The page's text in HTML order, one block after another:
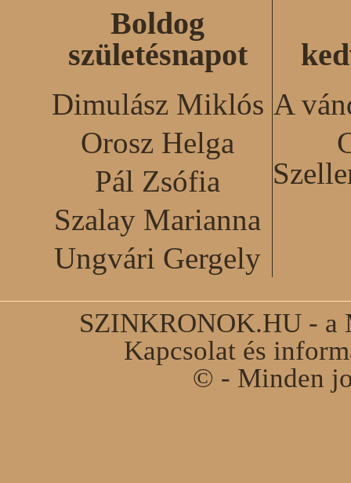
Boldog
születésnapot
Dimulász Miklós
Orosz Helga
Pál Zsófia
Szalay Marianna
Ungvári Gergely
A
SZINKRONOK.HU - a
Kapcsolat és
© - Minden